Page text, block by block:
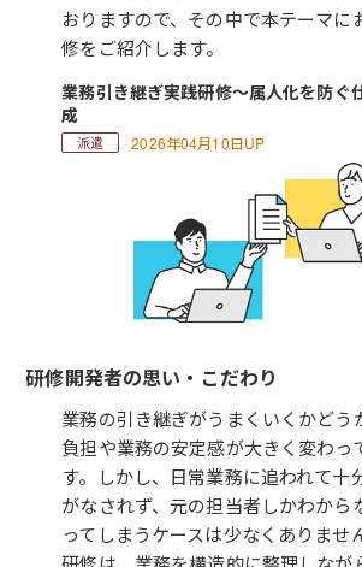
おりますので、その中で本テーマに
修をご紹介します。
業務引き継ぎ実践研修～属人化を防ぐ
成
2026年04月10日UP
研修開発者の思い・こだわり
業務の引き継ぎがうまくいくかどう
負担や業務の安定感が大きく変わっ
す。しかし、日常業務に追われて十
がなされず、元の担当者しかわから
ってしまうケースは少なくありませ